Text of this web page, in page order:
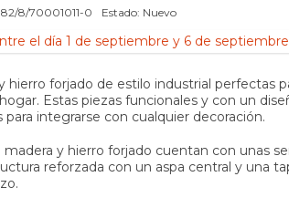
82/8/70001011-0 Estado: Nuevo
el día 1 de septiembre y 6 de septiembre
hierro forjado de estilo industrial perfectas
Estas piezas funcionales y con un
integrarse con cualquier decoración.
madera y hierro forjado cuentan con unas
reforzada con un aspa central y una